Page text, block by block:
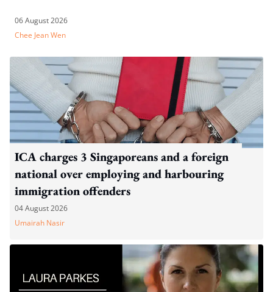
06 August 2026
Chee Jean Wen
ICA charges 3 Singaporeans and a foreign
national over employing and harbouring
immigration offenders
04 August 2026
Umairah Nasir